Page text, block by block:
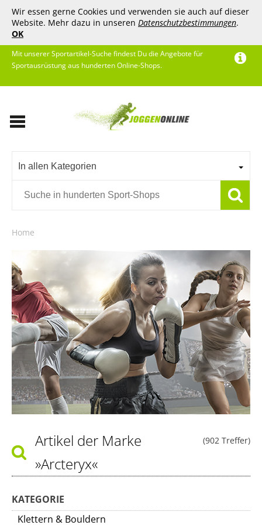
Wir essen gerne Cookies und verwenden sie auch auf dieser
Website. Mehr dazu in unseren Datenschutzbestimmungen.
OK
Mit unserer Sportartikel-Suche findest Du die Angebote für
Sportausrüstung aus hunderten Online-Shops.
In allen Kategorien
Home
(902 Treffer)
Artikel der Marke
»Arcteryx«
KATEGORIE
Klettern & Bouldern